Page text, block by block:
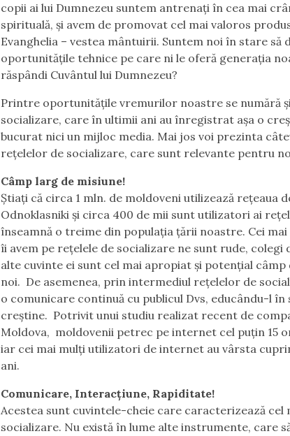
copii ai lui Dumnezeu suntem antrenați în cea mai
spirituală, și avem de promovat cel mai valoros
Evanghelia – vestea mântuirii. Suntem noi în stare să
oportunitățile tehnice pe care ni le oferă generația
răspândi Cuvântul lui Dumnezeu?
Printre oportunitățile vremurilor noastre se numără
socializare, care în ultimii ani au înregistrat așa o
bucurat nici un mijloc media. Mai jos voi prezinta
rețelelor de socializare, care sunt relevante pentru
Câmp larg de misiune!
Știați că circa 1 mln. de moldoveni utilizează rețeaua
Odnoklasniki și circa 400 de mii sunt utilizatori ai
înseamnă o treime din populația țării noastre. Cei
îi avem pe rețelele de socializare ne sunt rude, colegi
alte cuvinte ei sunt cel mai apropiat și potențial
noi. De asemenea, prin intermediul rețelelor de
o comunicare continuă cu publicul Dvs, educându-l
creștine. Potrivit unui studiu realizat recent de
Moldova, moldovenii petrec pe internet cel puţin 15
iar cei mai mulţi utilizatori de internet au vârsta
ani.
Comunicare, Interacțiune, Rapiditate!
Acestea sunt cuvintele-cheie care caracterizează cel
socializare. Nu există în lume alte instrumente, care